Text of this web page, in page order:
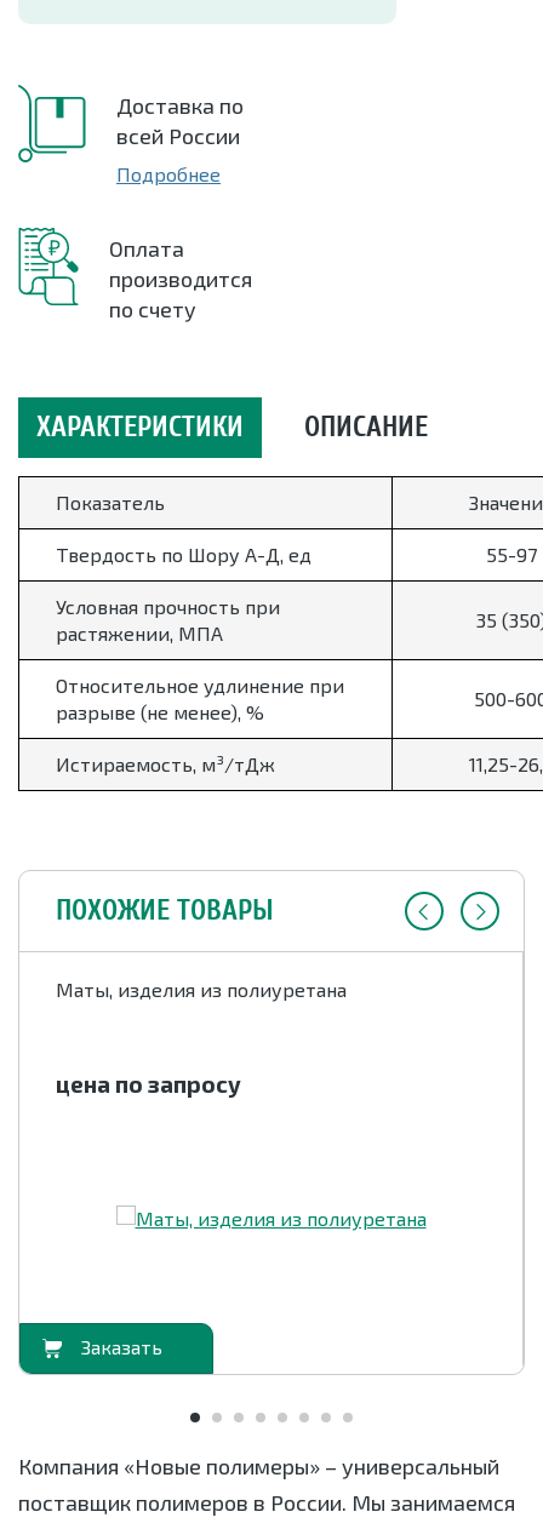
Доставка по
всей России
Подробнее
Оплата
производится
по счету
ХАРАКТЕРИСТИКИ ОПИСАНИЕ
Показатель
Твердость по Шору А-Д, ед 55-97
Условная прочность при
растяжении, МПА
35
Относительное удлинение при
разрыве (не менее), %
500-
Истираемость, м³/тДж 11,25-
ПОХОЖИЕ ТОВАРЫ
Маты, изделия из полиуретана
цена по запросу
Компания «Новые полимеры» – универсальный
поставщик полимеров в России. Мы занимаемся